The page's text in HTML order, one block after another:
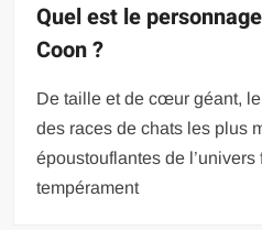
Quel est le
Coon ?
De taille et de cœur géant,
des races de chats les plus
époustouflantes de l’univers
tempérament